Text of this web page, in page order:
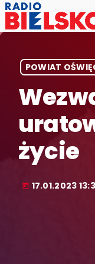
POWIAT
życie
today 17.01.2023